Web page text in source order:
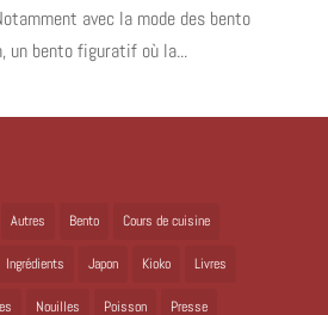
avec la mode des bento
un bento figuratif où la...
Autres Bento Cours de cuisine
Ingrédients Japon Kioko Livres
Nouilles Poisson Presse